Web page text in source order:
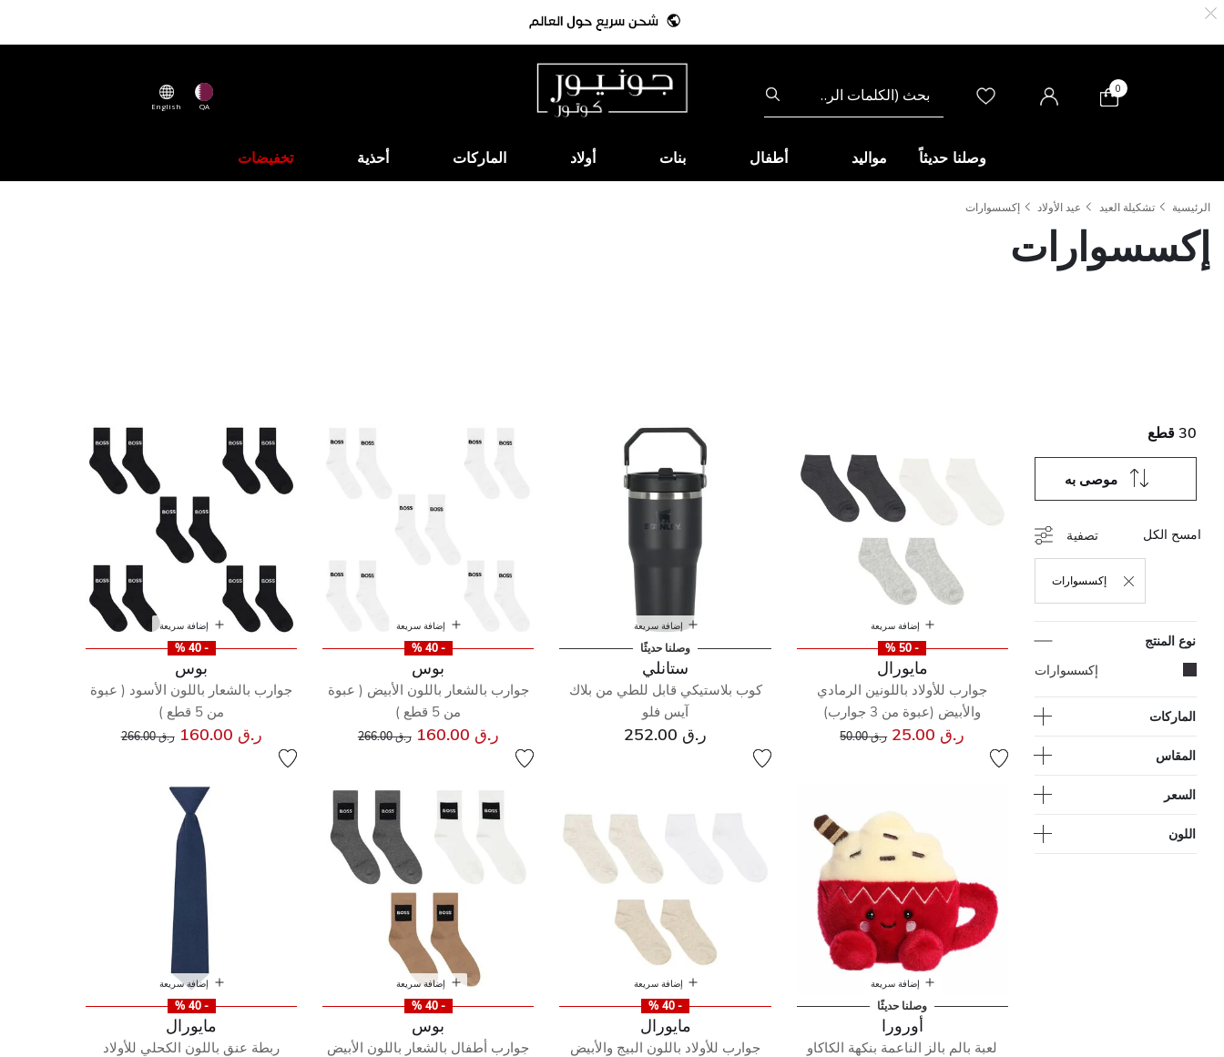
QA
English
0
وصلنا حديثاً مواليد أطفال بنات أولاد الماركات أحذية تخفيضات
الرئيسية تشكيلة العيد عيد الأولاد إكسسوارات
إكسسوارات
30 قطع
موصى به
تصفية
إكسسوارات
حذف التصفية مكرر حاليًا بواسطة نوع المنتج: إكسسوارات
امسح الكل
نوع المنتج
إكسسوارات
الماركات
المقاس
السعر
اللون
إضافة سريعة
- 50 %
مايورال
جوارب للأولاد باللونين الرمادي
والأبيض (عبوة من 3 جوارب)
ر.ق 25.00 سعر مخفض من
ر.ق 50.00 إلى
إضافة سريعة
وصلنا حديثًا
ستانلي
كوب بلاستيكي قابل للطي من بلاك
آيس فلو
ر.ق 252.00
إضافة سريعة
- 40 %
بوس
جوارب بالشعار باللون الأبيض ( عبوة
من 5 قطع )
ر.ق 160.00 سعر مخفض من
ر.ق 266.00 إلى
إضافة سريعة
- 40 %
بوس
جوارب بالشعار باللون الأسود ( عبوة
من 5 قطع )
ر.ق 160.00 سعر مخفض من
ر.ق 266.00 إلى
إضافة سريعة
وصلنا حديثًا
أورورا
لعبة بالم بالز الناعمة بنكهة الكاكاو
إضافة سريعة
- 40 %
مايورال
جوارب للأولاد باللون البيج والأبيض
إضافة سريعة
- 40 %
بوس
جوارب أطفال بالشعار باللون الأبيض
إضافة سريعة
- 40 %
مايورال
ربطة عنق باللون الكحلي للأولاد